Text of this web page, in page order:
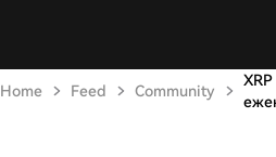
Home Feed Community